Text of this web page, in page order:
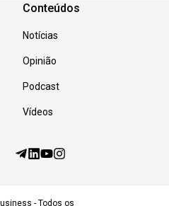
Conteúdos
Notícias
Opinião
Podcast
Vídeos
- Todos os